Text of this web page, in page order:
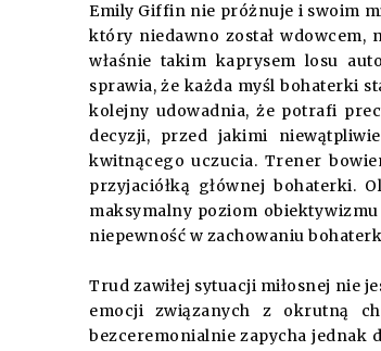
Emily Giffin nie próżnuje i swoim
który niedawno został wdowcem,
właśnie takim kaprysem losu
sprawia, że każda myśl bohaterki
kolejny udowadnia, że potrafi
decyzji, przed jakimi
kwitnącego uczucia. Trener
przyjaciółką głównej bohaterki.
maksymalny poziom
niepewność w zachowaniu
Trud zawiłej sytuacji miłosnej nie
emocji związanych z okrutną
bezceremonialnie zapycha jednak